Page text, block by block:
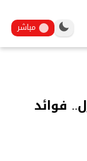
مباشر
فوائد